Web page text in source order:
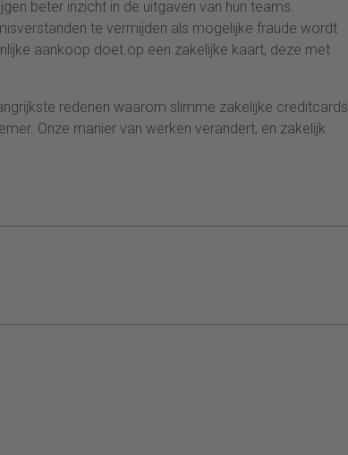
beter inzicht in de uitgaven van hun teams.
te vermijden als mogelijke fraude wordt
aankoop doet op een zakelijke kaart, deze met
redenen waarom slimme zakelijke creditcards
Onze manier van werken verandert, en zakelijk